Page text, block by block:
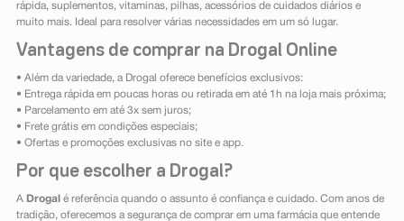
rápida, suplementos, vitaminas, pilhas, acessórios de cuidados diários e
muito mais. Ideal para resolver várias necessidades em um só lugar.
Vantagens de comprar na Drogal Online
• Além da variedade, a Drogal oferece benefícios exclusivos:
• Entrega rápida em poucas horas ou retirada em até 1h na loja mais próxima;
• Parcelamento em até 3x sem juros;
• Frete grátis em condições especiais;
• Ofertas e promoções exclusivas no site e app.
Por que escolher a Drogal?
A Drogal é referência quando o assunto é confiança e cuidado. Com anos de
tradição, oferecemos a segurança de comprar em uma farmácia que entende